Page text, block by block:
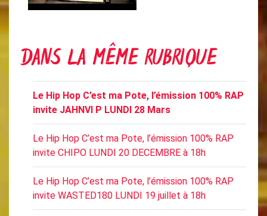
DANS LA MÊME RUBRIQUE
Le Hip Hop C’est ma Pote, l’émission 100% RAP
invite JAHNVI P LUNDI 28 Mars
Le Hip Hop C’est ma Pote, l’émission 100% RAP
invite CHIPO LUNDI 20 DECEMBRE à 18h
Le Hip Hop C’est ma Pote, l’émission 100% RAP
invite WASTED180 LUNDI 19 juillet à 18h